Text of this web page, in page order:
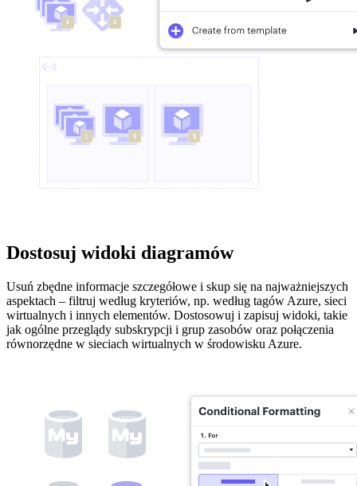
Dostosuj widoki diagramów
Usuń zbędne informacje szczegółowe i skup się na najważniejszych
aspektach – filtruj według kryteriów, np. według tagów Azure, sieci
wirtualnych i innych elementów. Dostosowuj i zapisuj widoki, takie
jak ogólne przeglądy subskrypcji i grup zasobów oraz połączenia
równorzędne w sieciach wirtualnych w środowisku Azure.